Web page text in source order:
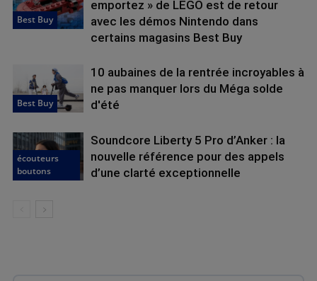
Best Buy
emportez » de LEGO est de retour
avec les démos Nintendo dans
certains magasins Best Buy
Best Buy
10 aubaines de la rentrée incroyables à
ne pas manquer lors du Méga solde
d'été
écouteurs
boutons
Soundcore Liberty 5 Pro d’Anker : la
nouvelle référence pour des appels
d’une clarté exceptionnelle